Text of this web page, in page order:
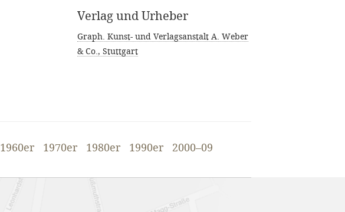
Verlag und Urheber
Graph. Kunst- und Verlagsanstalt A. Weber
& Co., Stuttgart
1960er 1970er 1980er 1990er 2000–09